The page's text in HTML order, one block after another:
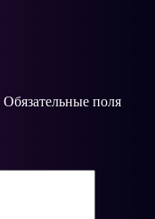
Обязательные поля